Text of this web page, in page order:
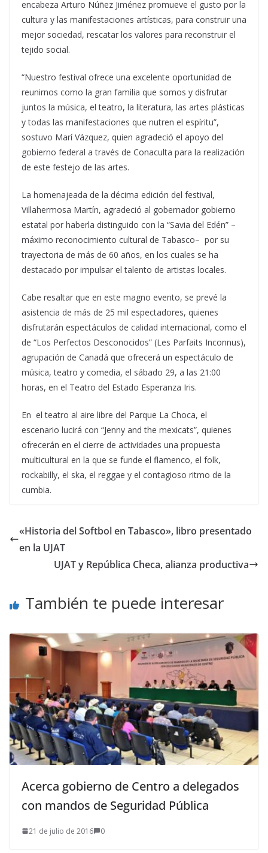
encabeza Arturo Núñez Jiménez promueve el gusto por la
cultura y las manifestaciones artísticas, para construir una
mejor sociedad, rescatar los valores para reconstruir el
tejido social.
“Nuestro festival ofrece una excelente oportunidad de
reunirnos como la gran familia que somos y disfrutar
juntos la música, el teatro, la literatura, las artes plásticas
y todas las manifestaciones que nutren el espíritu”,
sostuvo Marí Vázquez, quien agradeció el apoyo del
gobierno federal a través de Conaculta para la realización
de este festejo de las artes.
La homenajeada de la décima edición del festival,
Villahermosa Martín, agradeció al gobernador gobierno
estatal por haberla distinguido con la “Savia del Edén” –
máximo reconocimiento cultural de Tabasco– por su
trayectoria de más de 60 años, en los cuales se ha
destacado por impulsar el talento de artistas locales.
Cabe resaltar que en este magno evento, se prevé la
asistencia de más de 25 mil espectadores, quienes
disfrutarán espectáculos de calidad internacional, como el
de “Los Perfectos Desconocidos” (Les Parfaits Inconnus),
agrupación de Canadá que ofrecerá un espectáculo de
música, teatro y comedia, el sábado 29, a las 21:00
horas, en el Teatro del Estado Esperanza Iris.
En el teatro al aire libre del Parque La Choca, el
escenario lucirá con “Jenny and the mexicats”, quienes
ofrecerán en el cierre de actividades una propuesta
multicultural en la que se funde el flamenco, el folk,
rockabilly, el ska, el reggae y el contagioso ritmo de la
cumbia.
«Historia del Softbol en Tabasco», libro presentado
en la UJAT
UJAT y República Checa, alianza productiva
También te puede interesar
Acerca gobierno de Centro a delegados
con mandos de Seguridad Pública
21 de julio de 2016 0